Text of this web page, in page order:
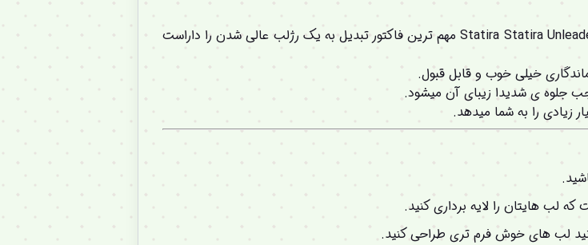
رژلب مایع مات بدون سرب 24 ساعته استاتیرا Statira Statira Unleaded lipgloss 24H مهم ترین فاکتور تبدیل به یک رژلب عالی شدن را داراست
خیلی خوب و قابل قبول.
جلوه ی شدیدا زیبای آن میشود.
زیادی را به شما میدهد.
لب هایتان را لایه برداری کنید.
لب های خوش فرم تری طراحی کنید.